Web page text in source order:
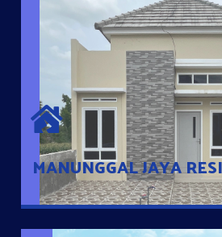
MANUNGGAL JAYA
MANUNGGAL JAYA
Cluster Exclusive dengan one Gate
mini dan memiliki jarak 200m dari jalan
dengan pusat kota